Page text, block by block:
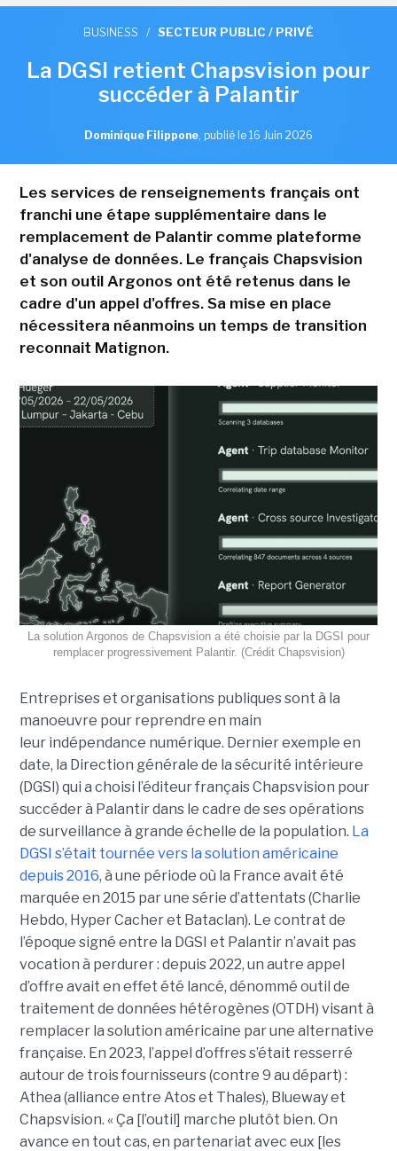
BUSINESS / SECTEUR PUBLIC / PRIVÉ
La DGSI retient Chapsvision pour
succéder à Palantir
Dominique Filippone, publié le 16 Juin 2026
Les services de renseignements français ont
franchi une étape supplémentaire dans le
remplacement de Palantir comme plateforme
d'analyse de données. Le français Chapsvision
et son outil Argonos ont été retenus dans le
cadre d'un appel d'offres. Sa mise en place
nécessitera néanmoins un temps de transition
reconnait Matignon.
La solution Argonos de Chapsvision a été choisie par la DGSI pour
remplacer progressivement Palantir. (Crédit Chapsvision)
Entreprises et organisations publiques sont à la
manoeuvre pour reprendre en main
leur indépendance numérique. Dernier exemple en
date, la Direction générale de la sécurité intérieure
(DGSI) qui a choisi l’éditeur français Chapsvision pour
succéder à Palantir dans le cadre de ses opérations
de surveillance à grande échelle de la population. La
DGSI s’était tournée vers la solution américaine
depuis 2016, à une période où la France avait été
marquée en 2015 par une série d’attentats (Charlie
Hebdo, Hyper Cacher et Bataclan). Le contrat de
l’époque signé entre la DGSI et Palantir n’avait pas
vocation à perdurer : depuis 2022, un autre appel
d’offre avait en effet été lancé, dénommé outil de
traitement de données hétérogènes (OTDH) visant à
remplacer la solution américaine par une alternative
française. En 2023, l’appel d’offres s’était resserré
autour de trois fournisseurs (contre 9 au départ) :
Athea (alliance entre Atos et Thales), Blueway et
Chapsvision. « Ça [l’outil] marche plutôt bien. On
avance en tout cas, en partenariat avec eux [les